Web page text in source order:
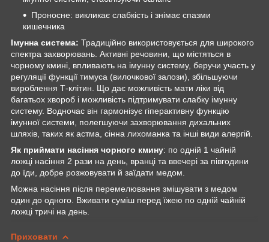
Проносне: викликає слабкість і знімає спазми
кишечника
Імунна система: Традиційно використовується для широкого
спектра захворювань. Активні речовини, що містяться в
чорному кмині, впливають на імунну систему, беручи участь у
регуляції функції тимуса (вилочкової залози), збільшуючи
вироблення Т-клітин. Що дає можливість мати ліки від
багатьох хвороб і можливість підтримувати слабку імунну
систему. Водночас він гармонізує гіперактивну функцію
імунної системи, полегшуючи захворювання дихальних
шляхів, таких як астма, сінна лихоманка та інші види алергій.
Як приймати насіння чорного кмину: по одній 1 чайній
ложці насіння 2 рази на день, вранці та ввечері за півгодини
до їди, добре розжовувати й заїдати медом.
Можна насіння після перемелювання змішувати з медом
один до одного. Вживати суміш перед їжею по одній чайній
ложці тричі на день.
Приховати